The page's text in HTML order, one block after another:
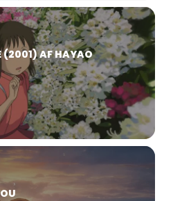
(2001) AF HAYAO